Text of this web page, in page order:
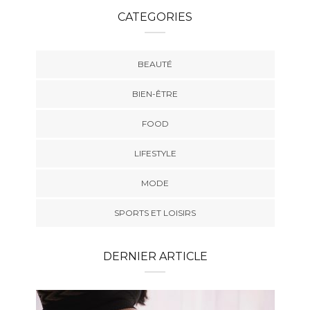
CATEGORIES
BEAUTÉ
BIEN-ÊTRE
FOOD
LIFESTYLE
MODE
SPORTS ET LOISIRS
DERNIER ARTICLE